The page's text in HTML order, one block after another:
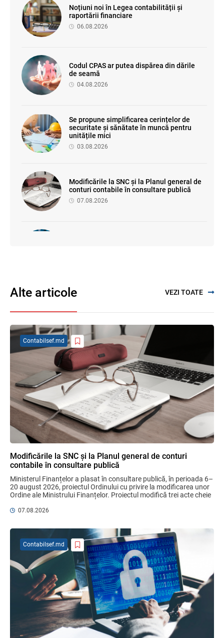
Noțiuni noi în Legea contabilității și
raportării financiare
06.08.2026
Codul CPAS ar putea dispărea din dările
de seamă
04.08.2026
Se propune simplificarea cerințelor de
securitate și sănătate în muncă pentru
unitățile mici
03.08.2026
Modificările la SNC și la Planul general de
conturi contabile în consultare publică
07.08.2026
SFS a anunțat programul de seminare
Se propune modificarea Legii auditului —
consultări publice până la 19 august 2026
05.08.2026
Garanția financiară pentru refacerea
mediului la exploatarea resurselor
minerale
04.08.2026
Domenii supuse controalelor fiscale
operative în luna august 2026
05.08.2026 Serviciul Fiscal de Stat
integrală a Titlului IV - accize armonizate
cu legislația UE
03.08.2026
Бухгалтерские и Налоговые
Консультации № 07/2026, комментарии
на полях
06.08.2026 Ciobanu Veaceslav
Alte articole VEZI TOATE
Modificările la SNC și la Planul general de conturi
contabile în consultare publică
Ministerul Finanțelor a plasat în consultare publică, în perioada 6–
20 august 2026, proiectul Ordinului cu privire la modificarea unor
Ordine ale Ministrului Finanțelor. Proiectul modifică trei acte cheie
07.08.2026
Contabilsef.md
Contabilsef.md